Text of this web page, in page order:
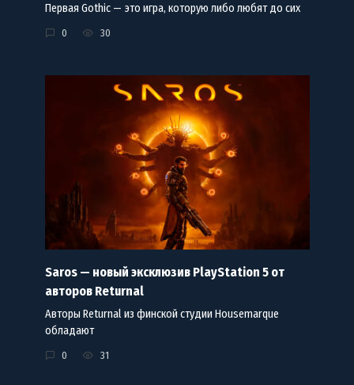
Первая Gothic — это игра, которую либо любят до сих
0 30
Saros — новый эксклюзив PlayStation 5 от
авторов Returnal
Авторы Returnal из финской студии Housemarque
обладают
0 31